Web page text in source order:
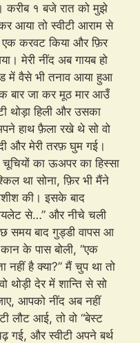
१ बजे रात को मुझे
आया तो स्वीटी आराम से
करवट किया और फ़िर
मेरी नींद अब गायब हो
में वैसे भी तनाव आया हुआ
बार जा कर मूठ मार आउँ
थोड़ा हिली और उसका
हाथ फ़ैला रखे थे सो वो
और मेरी तरफ़ घुम गई।
का ऊअपर का हिस्सा
था सोना, फ़िर भी मैंने
की। इसके बाद
से…” और नीचे चली
समय बाद गुड्डी वापस आ
के पास बोली, “एक
है क्या?” मैं चुप था तो
थोड़ी देर में शान्ति से सो
आपको नींद अब नहीं
लौट आई, तो वो “बेस्ट
गई, और स्वीटी अपने बर्थ